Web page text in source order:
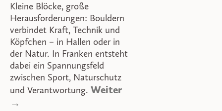
Kleine Blöcke, große
Herausforderungen: Bouldern
verbindet Kraft, Technik und
Köpfchen – in Hallen oder in
der Natur. In Franken entsteht
dabei ein Spannungsfeld
zwischen Sport, Naturschutz
und Verantwortung. Weiter
→